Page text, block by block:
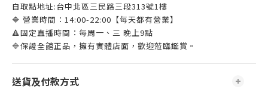
自取點地址:台中北區三民路三段313號1樓
🔷 營業時間：14:00-22:00【每天都有營業】
🔺固定直播時間：每周一、三 晚上9點
🔷保證全館正品，擁有實體店面，歡迎蒞臨鑑賞。
送貨及付款方式